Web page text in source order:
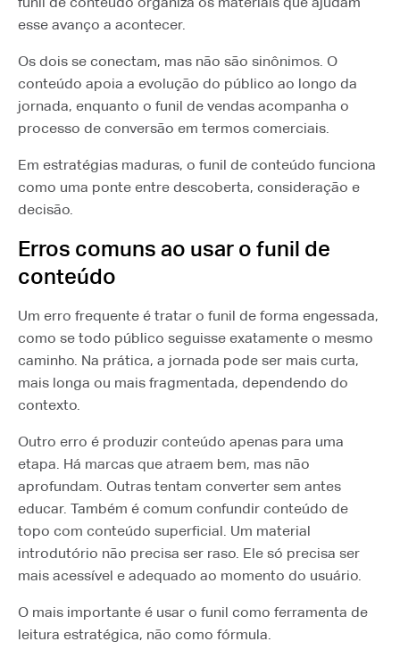
esse avanço a acontecer.
Os dois se conectam, mas não são sinônimos. O
conteúdo apoia a evolução do público ao longo da
jornada, enquanto o funil de vendas acompanha o
processo de conversão em termos comerciais.
Em estratégias maduras, o funil de conteúdo funciona
como uma ponte entre descoberta, consideração e
decisão.
Erros comuns ao usar o funil de
conteúdo
Um erro frequente é tratar o funil de forma engessada,
como se todo público seguisse exatamente o mesmo
caminho. Na prática, a jornada pode ser mais curta,
mais longa ou mais fragmentada, dependendo do
contexto.
Outro erro é produzir conteúdo apenas para uma
etapa. Há marcas que atraem bem, mas não
aprofundam. Outras tentam converter sem antes
educar. Também é comum confundir conteúdo de
topo com conteúdo superficial. Um material
introdutório não precisa ser raso. Ele só precisa ser
mais acessível e adequado ao momento do usuário.
O mais importante é usar o funil como ferramenta de
leitura estratégica, não como fórmula.